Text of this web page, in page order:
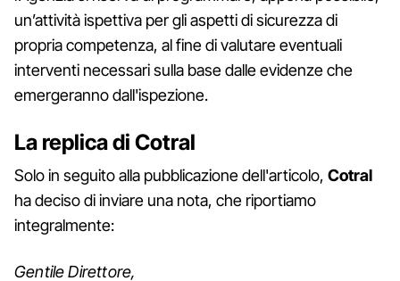
un’attività ispettiva per gli aspetti di sicurezza di
propria competenza, al fine di valutare eventuali
interventi necessari sulla base dalle evidenze che
emergeranno dall'ispezione.
La replica di Cotral
Solo in seguito alla pubblicazione dell'articolo, Cotral
ha deciso di inviare una nota, che riportiamo
integralmente:
Gentile Direttore,